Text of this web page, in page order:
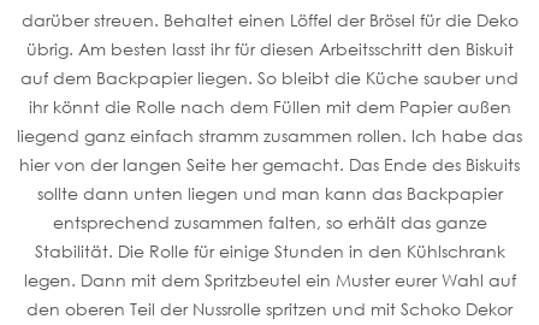
darüber streuen. Behaltet einen Löffel der Brösel für die Deko
übrig. Am besten lasst ihr für diesen Arbeitsschritt den Biskuit
auf dem Backpapier liegen. So bleibt die Küche sauber und
ihr könnt die Rolle nach dem Füllen mit dem Papier außen
liegend ganz einfach stramm zusammen rollen. Ich habe das
hier von der langen Seite her gemacht. Das Ende des Biskuits
sollte dann unten liegen und man kann das Backpapier
entsprechend zusammen falten, so erhält das ganze
Stabilität. Die Rolle für einige Stunden in den Kühlschrank
legen. Dann mit dem Spritzbeutel ein Muster eurer Wahl auf
den oberen Teil der Nussrolle spritzen und mit Schoko Dekor